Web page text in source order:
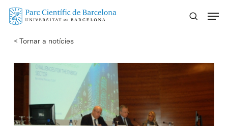
Skip
content
< Tornar a notícies